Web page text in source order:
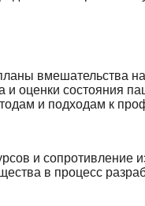
вмешательства
и оценки состояния
и подходам к
и сопротивление
в процесс